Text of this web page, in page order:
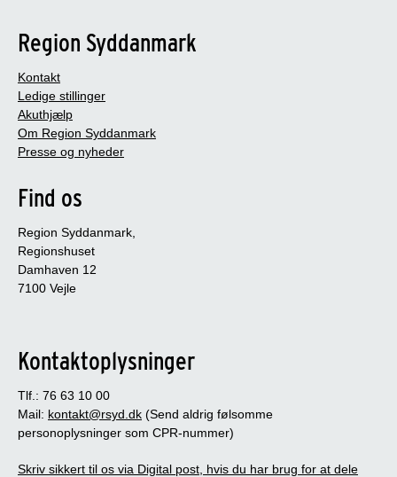
Region Syddanmark
Kontakt
Ledige stillinger
Akuthjælp
Om Region Syddanmark
Presse og nyheder
Find os
Region Syddanmark,
Regionshuset
Damhaven 12
7100 Vejle
Kontaktoplysninger
Tlf.: 76 63 10 00
Mail: kontakt@rsyd.dk (Send aldrig følsomme
personoplysninger som CPR-nummer)
Skriv sikkert til os via Digital post, hvis du har brug for at dele